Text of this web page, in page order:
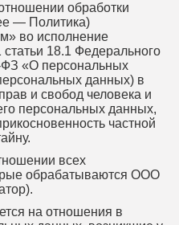
обработки
— Политика)
во исполнение
статьи 18.1 Федерального
«О персональных
данных) в
и свобод человека и
персональных данных,
частной
всех
обрабатываются ООО
на отношения в